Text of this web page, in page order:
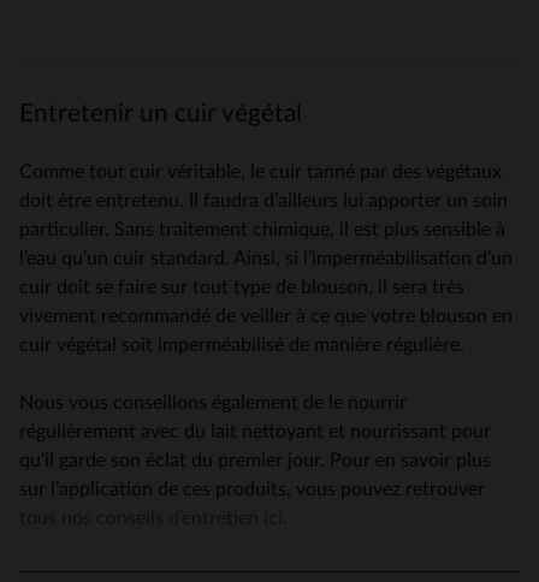
Entretenir un cuir végétal
Comme tout cuir véritable, le cuir tanné par des végétaux
doit être entretenu. Il faudra d’ailleurs lui apporter un soin
particulier. Sans traitement chimique, il est plus sensible à
l’eau qu’un cuir standard. Ainsi, si l’imperméabilisation d’un
cuir doit se faire sur tout type de blouson, il sera très
vivement recommandé de veiller à ce que votre blouson en
cuir végétal soit imperméabilisé de manière régulière.
Nous vous conseillons également de le nourrir
régulièrement avec du lait nettoyant et nourrissant pour
qu’il garde son éclat du premier jour. Pour en savoir plus
sur l’application de ces produits, vous pouvez retrouver
tous nos conseils d’entretien ici.